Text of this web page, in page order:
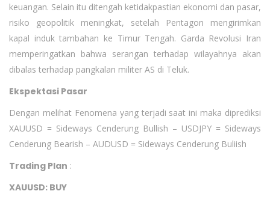
keuangan. Selain itu ditengah ketidakpastian ekonomi dan pasar,
risiko geopolitik meningkat, setelah Pentagon mengirimkan
kapal induk tambahan ke Timur Tengah. Garda Revolusi Iran
memperingatkan bahwa serangan terhadap wilayahnya akan
dibalas terhadap pangkalan militer AS di Teluk.
Ekspektasi Pasar
Dengan melihat Fenomena yang terjadi saat ini maka diprediksi
XAUUSD = Sideways Cenderung Bullish – USDJPY = Sideways
Cenderung Bearish – AUDUSD = Sideways Cenderung Buliish
Trading Plan :
XAUUSD: BUY